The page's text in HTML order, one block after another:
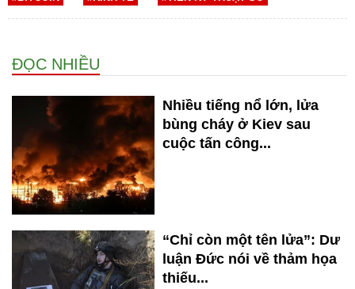
ĐỌC NHIỀU
Nhiều tiếng nổ lớn, lửa
bùng cháy ở Kiev sau
cuộc tấn công...
“Chỉ còn một tên lửa”: Dư
luận Đức nói về thảm họa
thiếu...